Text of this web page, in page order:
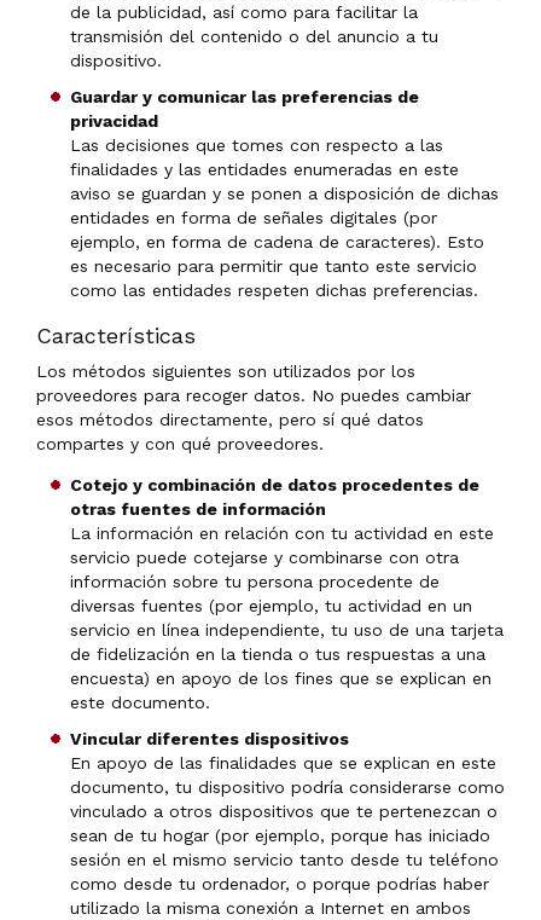
de la publicidad, así como para facilitar la
transmisión del contenido o del anuncio a tu
dispositivo.
Guardar y comunicar las preferencias de
privacidad
Las decisiones que tomes con respecto a las
finalidades y las entidades enumeradas en este
aviso se guardan y se ponen a disposición de dichas
entidades en forma de señales digitales (por
ejemplo, en forma de cadena de caracteres). Esto
es necesario para permitir que tanto este servicio
como las entidades respeten dichas preferencias.
Características
Los métodos siguientes son utilizados por los
proveedores para recoger datos. No puedes cambiar
esos métodos directamente, pero sí qué datos
compartes y con qué proveedores.
Cotejo y combinación de datos procedentes de
otras fuentes de información
La información en relación con tu actividad en este
servicio puede cotejarse y combinarse con otra
información sobre tu persona procedente de
diversas fuentes (por ejemplo, tu actividad en un
servicio en línea independiente, tu uso de una tarjeta
de fidelización en la tienda o tus respuestas a una
encuesta) en apoyo de los fines que se explican en
este documento.
Vincular diferentes dispositivos
En apoyo de las finalidades que se explican en este
documento, tu dispositivo podría considerarse como
vinculado a otros dispositivos que te pertenezcan o
sean de tu hogar (por ejemplo, porque has iniciado
sesión en el mismo servicio tanto desde tu teléfono
como desde tu ordenador, o porque podrías haber
utilizado la misma conexión a Internet en ambos